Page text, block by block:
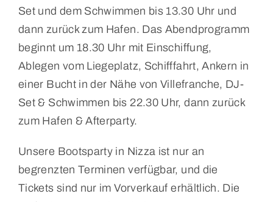
Set und dem Schwimmen bis 13.30 Uhr und
dann zurück zum Hafen. Das Abendprogramm
beginnt um 18.30 Uhr mit Einschiffung,
Ablegen vom Liegeplatz, Schifffahrt, Ankern in
einer Bucht in der Nähe von Villefranche, DJ-
Set & Schwimmen bis 22.30 Uhr, dann zurück
zum Hafen & Afterparty.
Unsere Bootsparty in Nizza ist nur an
begrenzten Terminen verfügbar, und die
Tickets sind nur im Vorverkauf erhältlich. Die